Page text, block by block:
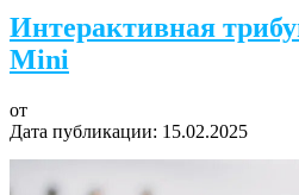
Интерактивная
Mini
от
Дата публикации: 15.02.2025